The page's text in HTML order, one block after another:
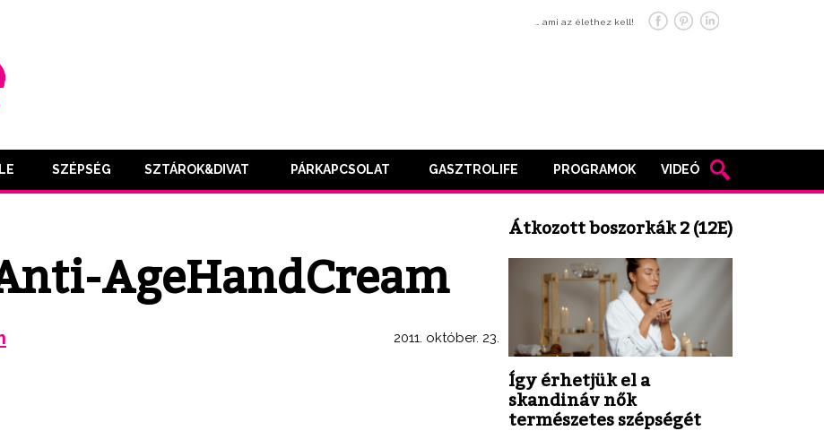
… ami az élethez kell!
SZÉPSÉG SZTÁROK&DIVAT PÁRKAPCSOLAT GASZTROLIFE PROGRAMOK VIDEÓ
AgeHandCream
2011. október. 23.
Átkozott boszorkák 2 (12E)
Így érhetjük el a
skandináv nők
természetes szépségét